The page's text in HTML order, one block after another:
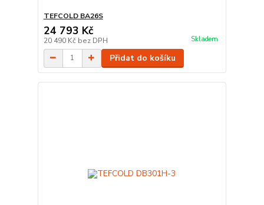
TEFCOLD BA26S
24 793 Kč
20 490 Kč bez DPH Skladem
Přidat do košíku